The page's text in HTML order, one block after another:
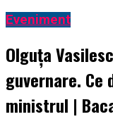
Eveniment
Olguța
guvernare.
ministrul |